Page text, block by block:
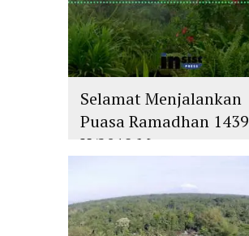
Selamat Menjalankan
Puasa Ramadhan 1439
H/2018 M